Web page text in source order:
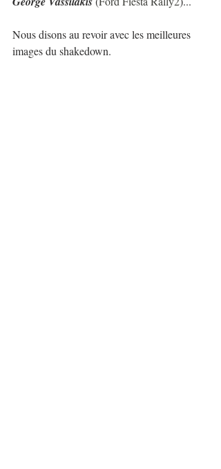
Nous disons au revoir avec les meilleures
images du shakedown.